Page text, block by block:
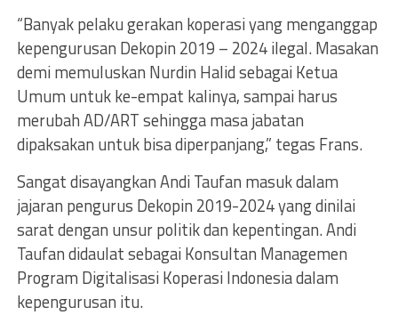
“Banyak pelaku gerakan koperasi yang menganggap
kepengurusan Dekopin 2019 – 2024 ilegal. Masakan
demi memuluskan Nurdin Halid sebagai Ketua
Umum untuk ke-empat kalinya, sampai harus
merubah AD/ART sehingga masa jabatan
dipaksakan untuk bisa diperpanjang,” tegas Frans.
Sangat disayangkan Andi Taufan masuk dalam
jajaran pengurus Dekopin 2019-2024 yang dinilai
sarat dengan unsur politik dan kepentingan. Andi
Taufan didaulat sebagai Konsultan Managemen
Program Digitalisasi Koperasi Indonesia dalam
kepengurusan itu.